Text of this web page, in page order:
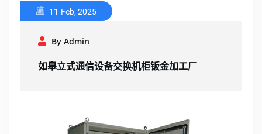
11-Feb, 2025
By Admin
如皋立式通信设备交换机柜钣金加工厂